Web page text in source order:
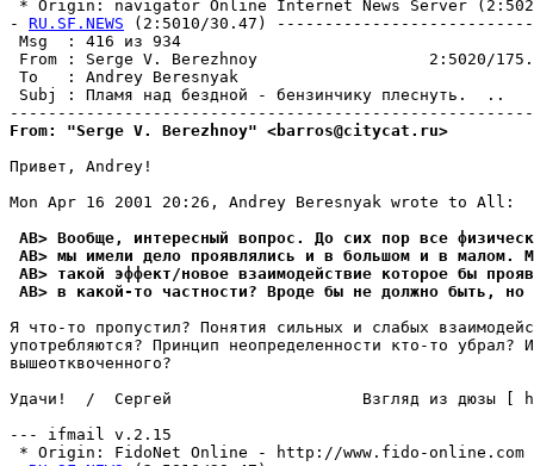
* Origin: navigator Online Internet News Server
- RU.SF.NEWS (2:5010/30.47)
Msg  : 416
From : Serge V. Berezhnoy                  2:5020/
To   : Andrey Beresnyak
Subj : Пламя над бездной -
From: "Serge V. Berezhnoy" <barros@citycat.ru>
Привет, Andrey!
Mon Apr 16 2001 20:26, Andrey Beresnyak wrote to All:
AB> Вообще, интересный вопрос. До сих пор все
AB> мы имели дело проявлялись и в большом и в малом.
AB> такой эффект/новое взаимодействие которое бы
AB> в какой-то частности? Вроде бы не должно быть,
Я что-то пропустил? Понятия сильных и слабых
употребляются? Принцип неопределенности кто-то убрал?
вышеотквоченного?
Удачи!  /  Сергей                    Взгляд из дюзы [
--- ifmail v.2.15
* Origin: FidoNet Online - http://www.fido-online.com